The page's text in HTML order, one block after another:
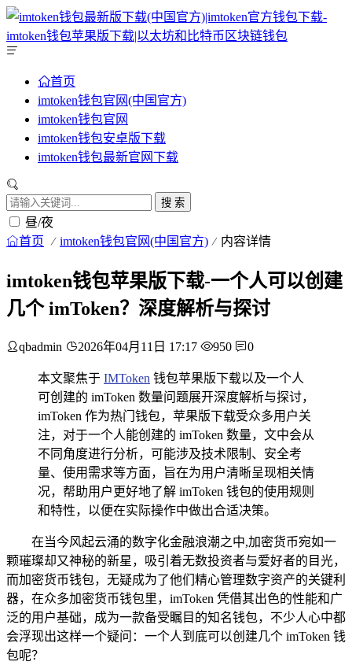
首页
imtoken钱包官网(中国官方)
imtoken钱包官网
imtoken钱包安卓版下载
imtoken钱包最新官网下载
搜 索
昼/夜
首页 imtoken钱包官网(中国官方) 内容详情
imtoken钱包苹果版下载-一个人可以创建
几个 imToken？深度解析与探讨
qbadmin 2026年04月11日 17:17 950 0
本文聚焦于 IMToken 钱包苹果版下载以及一个人
可创建的 imToken 数量问题展开深度解析与探讨，
imToken 作为热门钱包，苹果版下载受众多用户关
注，对于一个人能创建的 imToken 数量，文中会从
不同角度进行分析，可能涉及技术限制、安全考
量、使用需求等方面，旨在为用户清晰呈现相关情
况，帮助用户更好地了解 imToken 钱包的使用规则
和特性，以便在实际操作中做出合适决策。
在当今风起云涌的数字化金融浪潮之中,加密货币宛如一
颗璀璨却又神秘的新星，吸引着无数投资者与爱好者的目光，
而加密货币钱包，无疑成为了他们精心管理数字资产的关键利
器，在众多加密货币钱包里，imToken 凭借其出色的性能和广
泛的用户基础，成为一款备受瞩目的知名钱包，不少人心中都
会浮现出这样一个疑问：一个人到底可以创建几个 imToken 钱
包呢？